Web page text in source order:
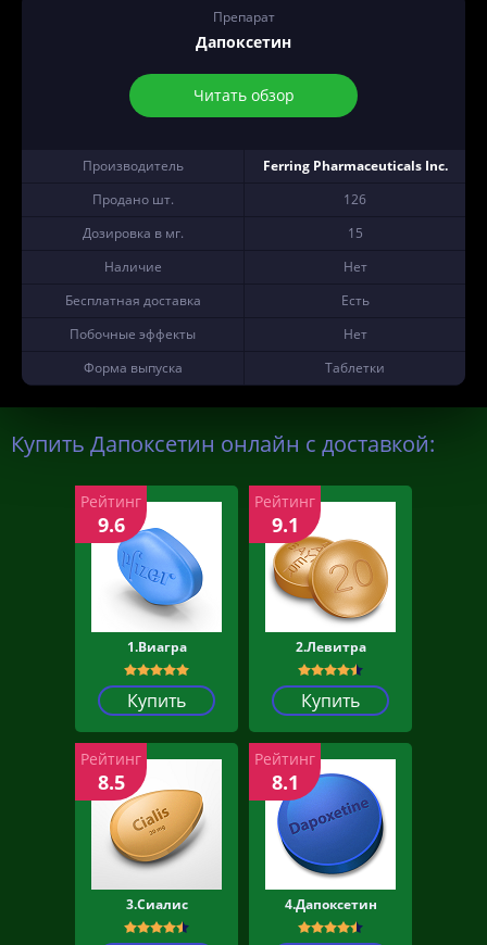
Препарат
Дапоксетин
Читать обзор
Производитель
Ferring Pharmaceuticals Inc.
Продано шт.
126
Дозировка в мг.
15
Наличие
Нет
Бесплатная доставка
Есть
Побочные эффекты
Нет
Форма выпуска
Таблетки
Купить Дапоксетин онлайн с доставкой:
1.Виагра
Купить
Рейтинг
9.6
2.Левитра
Купить
Рейтинг
9.1
3.Сиалис
Рейтинг
8.5
4.Дапоксетин
Рейтинг
8.1